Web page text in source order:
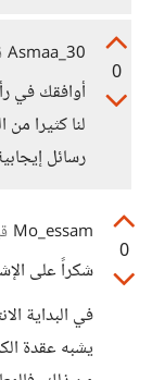
0
Asmaa_30
أوافقك في
لنا كثيرا
رسائل
0
Mo_essam
شكراً على
في البداية
يشبه عقدة